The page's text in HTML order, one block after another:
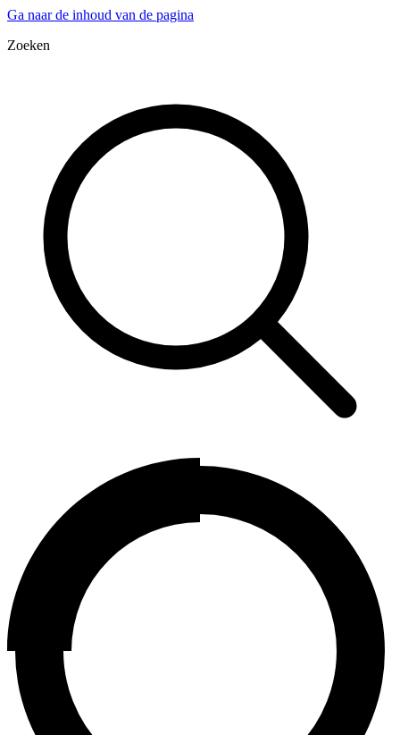
Ga naar de inhoud van de pagina
Zoeken